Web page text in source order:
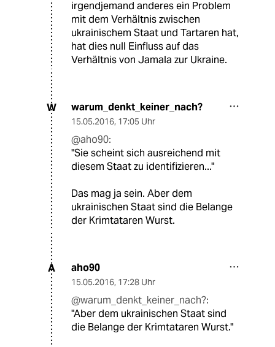
irgendjemand anderes ein Problem
mit dem Verhältnis zwischen
ukrainischem Staat und Tartaren hat,
hat dies null Einfluss auf das
Verhältnis von Jamala zur Ukraine.
W warum_denkt_keiner_nach?
15.05.2016, 17:05 Uhr
@aho90:
"Sie scheint sich ausreichend mit
diesem Staat zu identifizieren..."
Das mag ja sein. Aber dem
ukrainischen Staat sind die Belange
der Krimtataren Wurst.
A aho90
15.05.2016, 17:28 Uhr
@warum_denkt_keiner_nach?:
"Aber dem ukrainischen Staat sind
die Belange der Krimtataren Wurst."